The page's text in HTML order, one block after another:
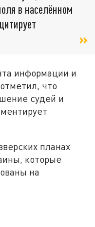
в населённом
информации и
что
судей и
планах
которые
на